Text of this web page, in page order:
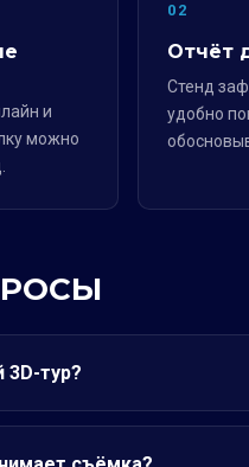
и
можно
02
Отчёт
Стенд
удобно
3D-тур?